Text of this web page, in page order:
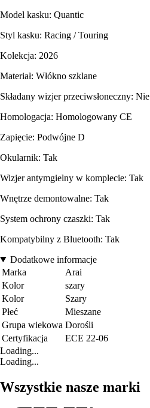
Model kasku: Quantic
Styl kasku: Racing / Touring
Kolekcja: 2026
Materiał: Włókno szklane
Składany wizjer przeciwsłoneczny: Nie
Homologacja: Homologowany CE
Zapięcie: Podwójne D
Okularnik: Tak
Wizjer antymgielny w komplecie: Tak
Wnętrze demontowalne: Tak
System ochrony czaszki: Tak
Kompatybilny z Bluetooth: Tak
Dodatkowe informacje
Marka
Arai
Kolor
szary
Kolor
Szary
Płeć
Mieszane
Grupa wiekowa Dorośli
Certyfikacja
ECE 22-06
Loading...
Loading...
Wszystkie nasze marki